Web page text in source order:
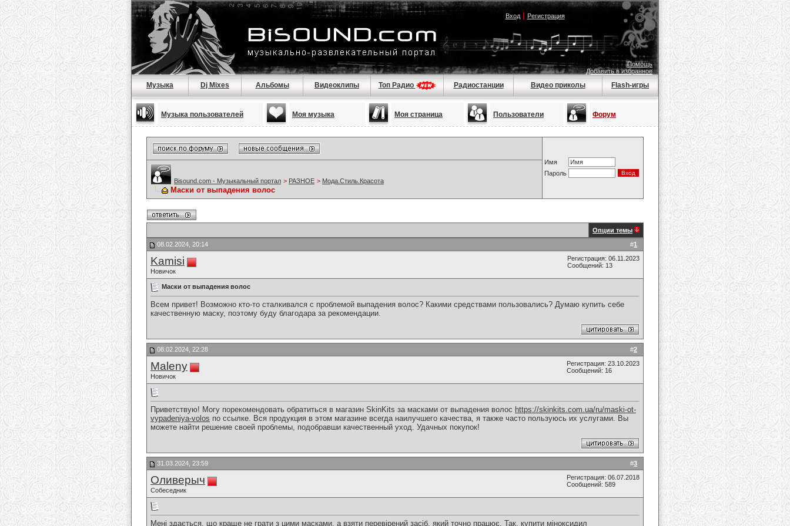
Вход| Регистрация
Помощь
Добавить в избранное
Музыка Dj Mixes Альбомы Видеоклипы Топ Радио Радиостанции Видео приколы Flash-игры
Музыка пользователей Моя музыка Моя страница Пользователи Форум
Имя
Пароль
Bisound.com - Музыкальный портал > РАЗНОЕ > Мода.Стиль.Красота
Маски от выпадения волос
Опции темы
#1
08.02.2024, 20:14
Kamisi
Новичок
Регистрация: 06.11.2023
Сообщений: 13
Маски от выпадения волос
Всем привет! Возможно кто-то сталкивался с проблемой выпадения волос? Какими средствами пользовались? Думаю купить себе
качественную маску, поэтому буду благодара за рекомендации.
#2
08.02.2024, 22:28
Maleny
Новичок
Регистрация: 23.10.2023
Сообщений: 16
Приветствую! Могу порекомендовать обратиться в магазин SkinKits за масками от выпадения волос https://skinkits.com.ua/ru/maski-ot-
vypadeniya-volos по ссылке. Вся продукция в этом магазине всегда наилучшего качества, я также часто пользуюсь их услугами. Вы
можете найти решение своей проблемы, подобравши качественный уход. Удачных покупок!
#3
31.03.2024, 23:59
Оливерыч
Собеседник
Регистрация: 06.07.2018
Сообщений: 589
Мені здається, що краще не грати з цими масками, а взяти перевірений засіб, який точно працює. Так, купити міноксидил